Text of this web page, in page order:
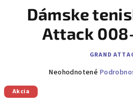
Dámske
Attack
GRAND
Priemerné
Neohodnotené
Akcia